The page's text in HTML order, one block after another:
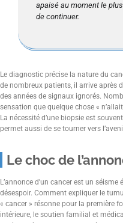
apaisé au moment le
de continuer.
Le diagnostic précise la nature du
de nombreux patients, il arrive après
des années de signaux ignorés.
sensation que quelque chose «
La nécessité d’une biopsie est
permet aussi de se tourner vers
Le choc de
L’annonce d’un cancer est un
désespoir. Comment expliquer le
« cancer » résonne pour la première
intérieure, le soutien familial et